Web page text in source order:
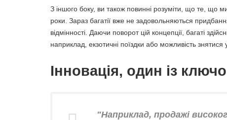
З іншого боку, ви також повинні розуміти, що те, що
роки. Зараз багатії вже не задовольняються
відмінності. Даючи поворот цій концепції, багаті
наприклад, екзотичні поїздки або можливість знятися
Інновація, один із
"Наприклад, продажі